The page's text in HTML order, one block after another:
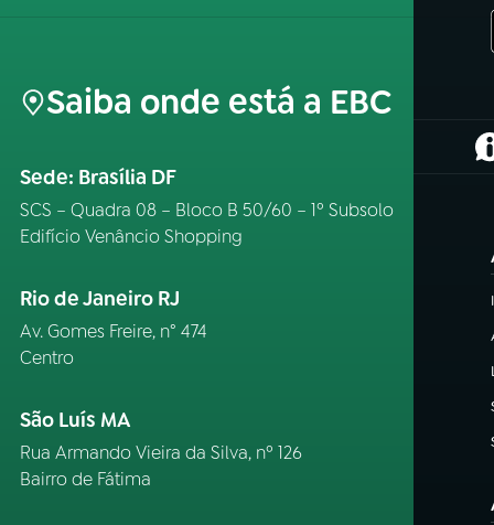
Saiba onde está a EBC
Sede: Brasília DF
SCS – Quadra 08 – Bloco B 50/60 – 1º Subsolo
Edifício Venâncio Shopping
Rio de Janeiro RJ
Av. Gomes Freire, n° 474
Centro
São Luís MA
Rua Armando Vieira da Silva, nº 126
Bairro de Fátima